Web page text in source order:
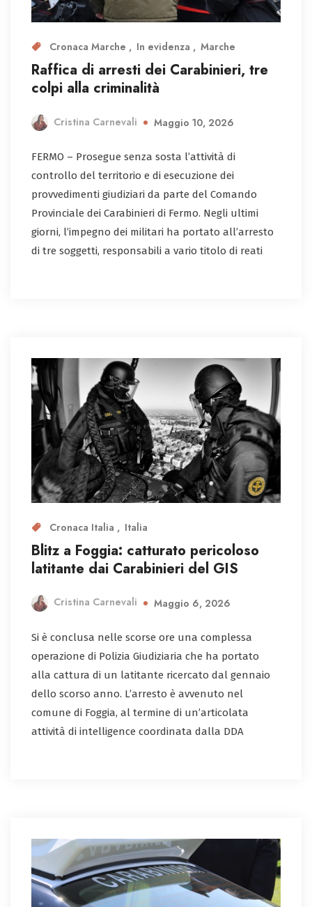
Cronaca Marche In evidenza Marche
Raffica di arresti dei Carabinieri, tre
colpi alla criminalità
Cristina Carnevali Maggio 10, 2026
FERMO – Prosegue senza sosta l’attività di
controllo del territorio e di esecuzione dei
provvedimenti giudiziari da parte del Comando
Provinciale dei Carabinieri di Fermo. Negli ultimi
giorni, l’impegno dei militari ha portato all’arresto
di tre soggetti, responsabili a vario titolo di reati
Cronaca Italia Italia
Blitz a Foggia: catturato pericoloso
latitante dai Carabinieri del GIS
Cristina Carnevali Maggio 6, 2026
Si è conclusa nelle scorse ore una complessa
operazione di Polizia Giudiziaria che ha portato
alla cattura di un latitante ricercato dal gennaio
dello scorso anno. L’arresto è avvenuto nel
comune di Foggia, al termine di un’articolata
attività di intelligence coordinata dalla DDA